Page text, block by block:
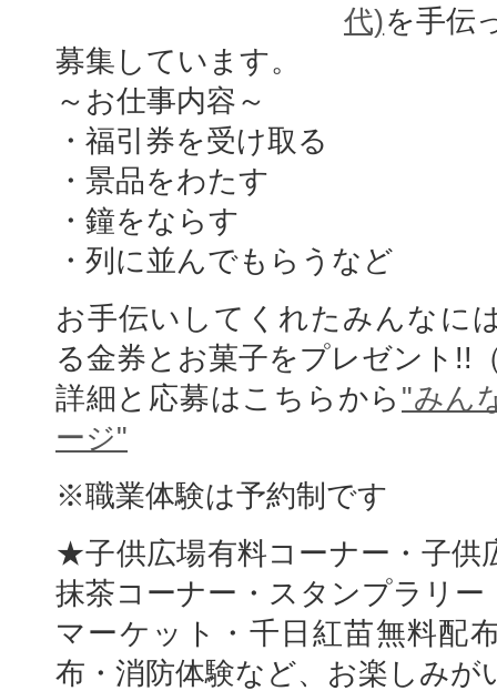
代)を手伝
募集しています。
～お仕事内容～
・福引券を受け取る
・景品をわたす
・鐘をならす
・列に並んでもらうなど
お手伝いしてくれたみんなに
る金券とお菓子をプレゼント!!
詳細と応募はこちらから "みん
ージ"
※職業体験は予約制です
★子供広場有料コーナー・子供
抹茶コーナー・スタンプラリー
マーケット・千日紅苗無料配
布・消防体験など、お楽しみが